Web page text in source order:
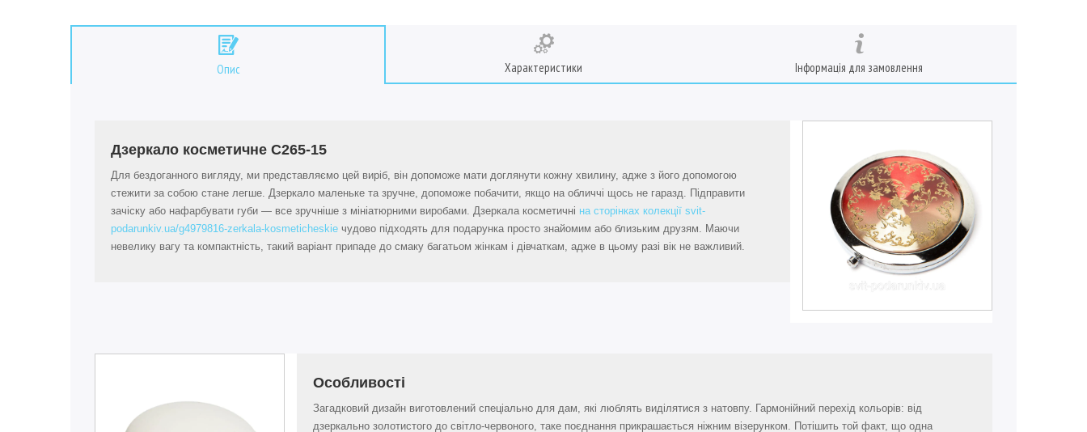
Опис Характеристики Інформація для замовлення
Дзеркало косметичне C265-15
Для бездоганного вигляду, ми представляємо цей виріб, він допоможе мати доглянути кожну хвилину, адже з його допомогою
стежити за собою стане легше. Дзеркало маленьке та зручне, допоможе побачити, якщо на обличчі щось не гаразд. Підправити
зачіску або нафарбувати губи — все зручніше з мініатюрними виробами. Дзеркала косметичні на сторінках колекції svit-
podarunkiv.ua/g4979816-zerkala-kosmeticheskie чудово підходять для подарунка просто знайомим або близьким друзям. Маючи
невелику вагу та компактність, такий варіант припаде до смаку багатьом жінкам і дівчаткам, адже в цьому разі вік не важливий.
Особливості
Загадковий дизайн виготовлений спеціально для дам, які люблять виділятися з натовпу. Гармонійний перехід кольорів: від
дзеркально золотистого до світло-червоного, таке поєднання прикрашається ніжним візерунком. Потішить той факт, що одна